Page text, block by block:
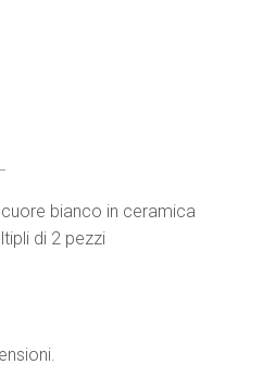
bianco in ceramica
di 2 pezzi